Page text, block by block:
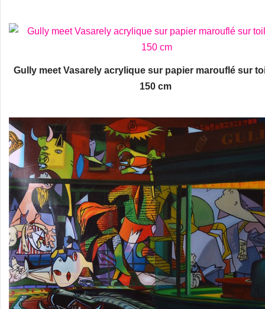
Gully meet Vasarely acrylique sur papier marouflé sur
150 cm